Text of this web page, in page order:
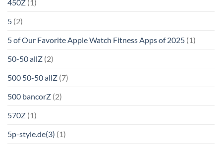
450Z (1)
5 (2)
5 of Our Favorite Apple Watch Fitness Apps of 2025 (1)
50-50 allZ (2)
500 50-50 allZ (7)
500 bancorZ (2)
570Z (1)
5p-style.de(3) (1)